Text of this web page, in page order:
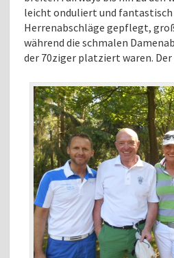
leicht onduliert und fantastisch
Herrenabschläge gepflegt,
während die schmalen
der 70ziger platziert waren.